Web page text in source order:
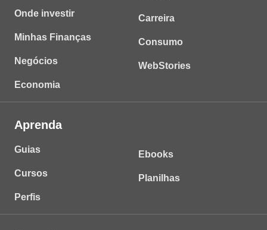
Onde investir
Minhas Finanças
Negócios
Economia
Carreira
Consumo
WebStories
Aprenda
Guias
Cursos
Perfis
Ebooks
Planilhas